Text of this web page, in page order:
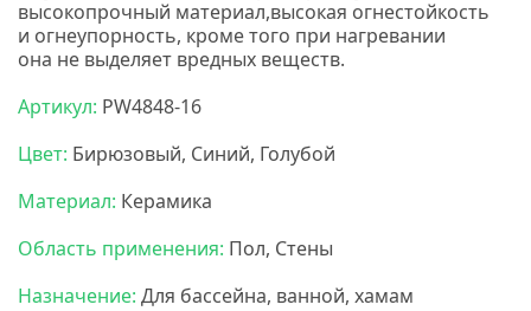
высокопрочный материал,высокая огнестойкость
и огнеупорность, кроме того при нагревании
она не выделяет вредных веществ.
Артикул: PW4848-16
Цвет: Бирюзовый, Синий, Голубой
Материал: Керамика
Область применения: Пол, Стены
Назначение: Для бассейна, ванной, хамам